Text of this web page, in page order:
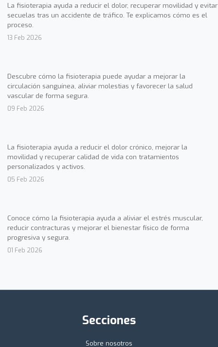
La fisioterapia ayuda a reducir el dolor, recuperar movilidad y evitar
secuelas tras un accidente de tráfico. Te explicamos cómo es el
proceso.
13 Feb 2026
Descubre cómo la fisioterapia puede ayudar a mejorar la
circulación sanguínea, aliviar molestias y favorecer la salud
vascular de forma segura.
09 Feb 2026
La fisioterapia ayuda a reducir el dolor crónico, mejorar la
movilidad y recuperar calidad de vida con tratamientos
personalizados y activos.
05 Feb 2026
Conoce cómo la fisioterapia ayuda a aliviar el estrés muscular,
reducir contracturas y mejorar el bienestar físico de forma
progresiva y segura.
01 Feb 2026
Secciones
Sobre nosotros